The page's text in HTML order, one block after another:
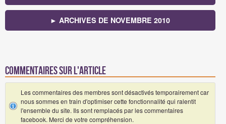
► ARCHIVES DE NOVEMBRE 2010
Commentaires sur l'article
Les commentaires des membres sont désactivés temporairement car
nous sommes en train d'optimiser cette fonctionnalité qui ralentit
l'ensemble du site. Ils sont remplacés par les commentaires
facebook. Merci de votre compréhension.